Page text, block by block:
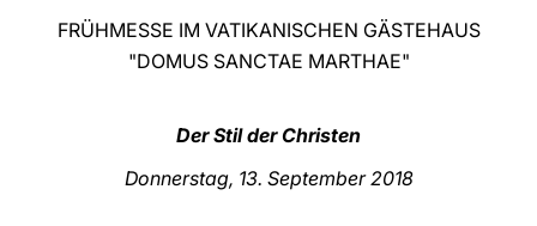
中文
LATINE
FRÜHMESSE IM VATIKANISCHEN GÄSTEHAUS
"DOMUS SANCTAE MARTHAE"
Der Stil der Christen
Donnerstag, 13. September 2018